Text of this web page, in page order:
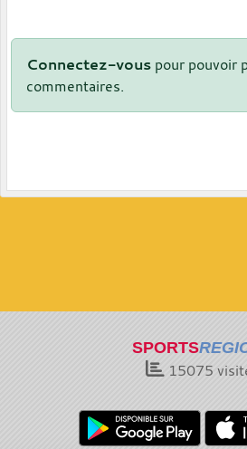
Connectez-vous pour pouvoir
commentaires.
SPORTS
15075